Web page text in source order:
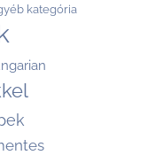
kategória